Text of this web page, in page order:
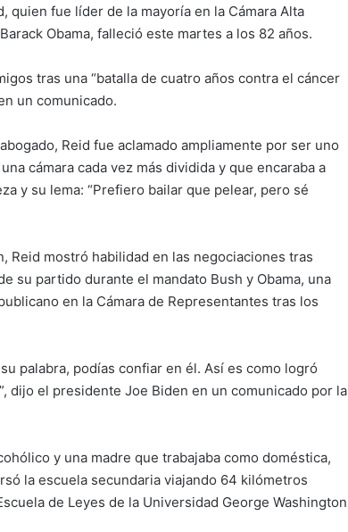
quien fue líder de la mayoría en la Cámara Alta
Obama, falleció este martes a los 82 años.
tras una “batalla de cuatro años contra el cáncer
un comunicado.
Reid fue aclamado ampliamente por ser uno
cámara cada vez más dividida y que encaraba a
y su lema: “Prefiero bailar que pelear, pero sé
Reid mostró habilidad en las negociaciones tras
su partido durante el mandato Bush y Obama, una
en la Cámara de Representantes tras los
palabra, podías confiar en él. Así es como logró
dijo el presidente Joe Biden en un comunicado por la
y una madre que trabajaba como doméstica,
la escuela secundaria viajando 64 kilómetros
de Leyes de la Universidad George Washington